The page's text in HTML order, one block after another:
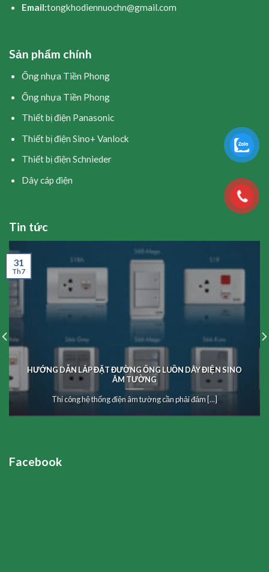
Email:tongkhodiennuochn@gmail.com
Sản phẩm chính
Ống nhựa Tiền Phong
Ống nhựa Tiền Phong
Thiết bị điện Panasonic
Thiết bị điện Sino+ Vanlock
Thiết bị điện Schnieder
Dây cáp điện
Tin tức
HƯỚNG DẪN LẮP ĐẶT ĐƯỜNG ỐNG LUỒN DÂY ĐIỆN SINO
ÂM TƯỜNG
Thi công hệ thống điện âm tường cần phải đảm [...]
31
Th7
Facebook